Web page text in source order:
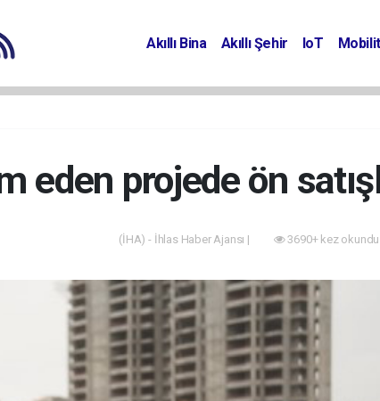
Akıllı Bina Akıllı Şehir IoT
eden projede ön
(İHA) - İhlas Haber Ajansı | 3690+ kez okundu.